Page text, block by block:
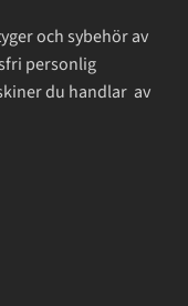
och sybehör av
personlig
du handlar av